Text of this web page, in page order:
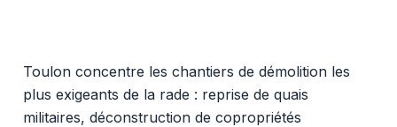
Toulon concentre les chantiers de démolition les
plus exigeants de la rade : reprise de quais
militaires, déconstruction de copropriétés